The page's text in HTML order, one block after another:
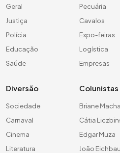
Geral
Justiça
Polícia
Educação
Saúde
Pecuária
Cavalos
Expo-feiras
Logística
Empresas
Diversão
Sociedade
Carnaval
Cinema
Literatura
Colunistas
Briane
Cátia
Edgar Muza
João